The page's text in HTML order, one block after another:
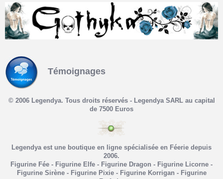
Témoignages
© 2006 Legendya. Tous droits réservés - Legendya SARL au capital
de 7500 Euros
Legendya est une boutique en ligne spécialisée en Féerie depuis
2006.
Figurine Fée - Figurine Elfe - Figurine Dragon - Figurine Licorne -
Figurine Sirène - Figurine Pixie - Figurine Korrigan - Figurine